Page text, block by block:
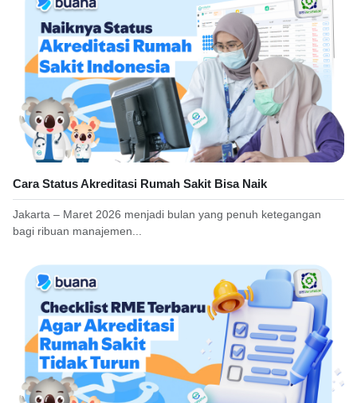
Cara Status Akreditasi Rumah Sakit Bisa Naik
Jakarta – Maret 2026 menjadi bulan yang penuh ketegangan
bagi ribuan manajemen...